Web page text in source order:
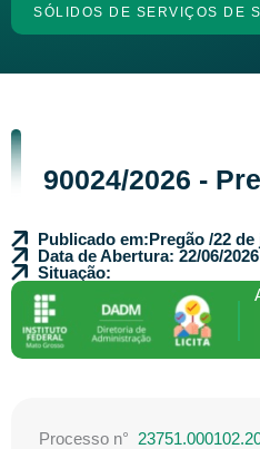
SÓLIDOS DE SERVIÇOS DE
90024/2026 -
Publicado em:Pregão /22 de
Data de Abertura: 22/06/2026
Situação:
Processo n°